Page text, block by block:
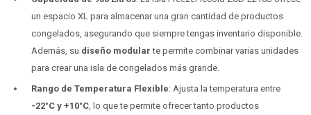
un espacio XL para almacenar una gran cantidad de productos
congelados, asegurando que siempre tengas inventario disponible.
Además, su diseño modularte permite combinar varias unidades
para crear una isla de congelados más grande.
Rango de Temperatura Flexible: Ajusta la temperatura entre
-22°C y +10°C , lo que te permite ofrecer tanto productos